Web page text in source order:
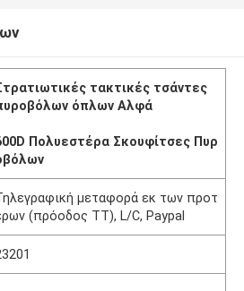
τακτικές τσάντες
όπλων Αλφά
Πολυεστέρα Σκουφίτσες Πυρ
μεταφορά εκ των προτ
(πρόοδος TT), L/C, Paypal